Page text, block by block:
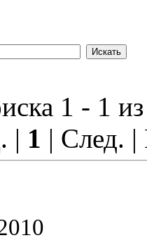
1 - 1
| 1 | След.